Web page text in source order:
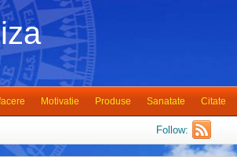
Motivatie Produse Sanatate Citate
Follow: